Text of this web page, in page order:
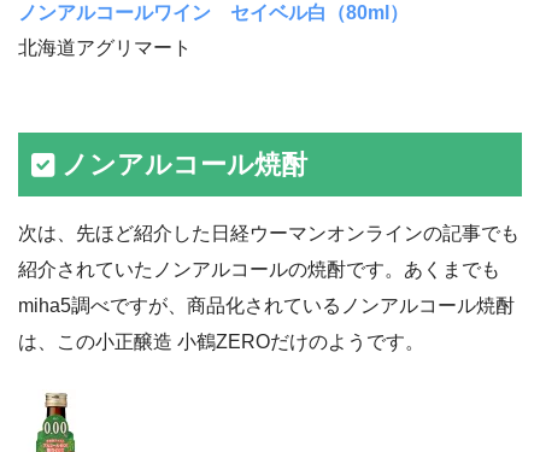
ノンアルコールワイン セイベル白（80ml）
北海道アグリマート
ノンアルコール焼酎
次は、先ほど紹介した日経ウーマンオンラインの記事でも
紹介されていたノンアルコールの焼酎です。あくまでも
miha5調べですが、商品化されているノンアルコール焼酎
は、この小正醸造 小鶴ZEROだけのようです。